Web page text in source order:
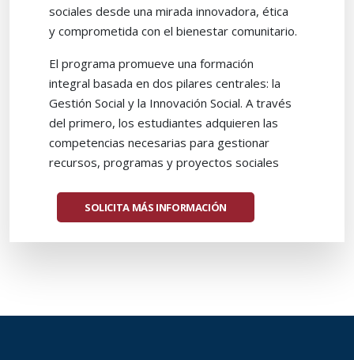
sociales desde una mirada innovadora, ética
y comprometida con el bienestar comunitario.
El programa promueve una formación
integral basada en dos pilares centrales: la
Gestión Social y la Innovación Social. A través
del primero, los estudiantes adquieren las
competencias necesarias para gestionar
recursos, programas y proyectos sociales
fomentando la equidad, la inclusión y el
trabajo en red. Desde la perspectiva de la
innovación, se impulsa la capacidad de
sostenibilidad, el uso de tecnologías y la
SOLICITA MÁS INFORMACIÓN